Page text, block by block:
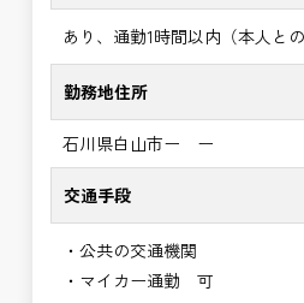
あり、通勤1時間以内（本人と
勤務地住所
石川県白山市ー ー
交通手段
・公共の交通機関
・マイカー通勤 可